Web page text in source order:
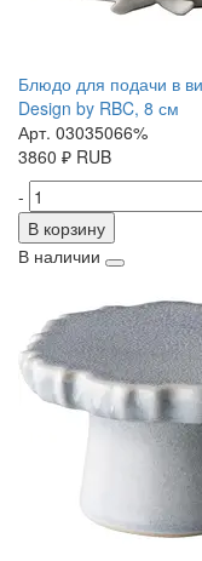
Блюдо для подачи в
Design by RBC, 8 см
Арт. 03035066%
3860 ₽ RUB
-
В корзину
В наличии